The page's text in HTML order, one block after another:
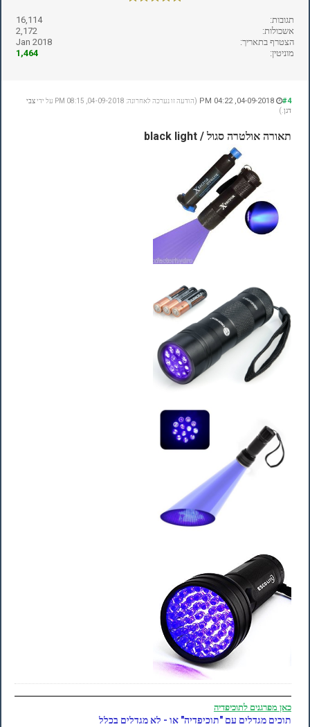
תגובות:
16,114
אשכולות:
2,172
הצטרף בתאריך:
Jan 2018
מוניטין:
1,464
#4 (הודעה זו נערכה לאחרונה: 04-09-2018, 08:15 PM על ידי
צבי
דגן .)
תאורה אולטרה סגול / black light
כאן מפרגנים לתוכיפדיה
תוכים מגדלים עם "תוכיפדיה" או - לא מגדלים בכלל